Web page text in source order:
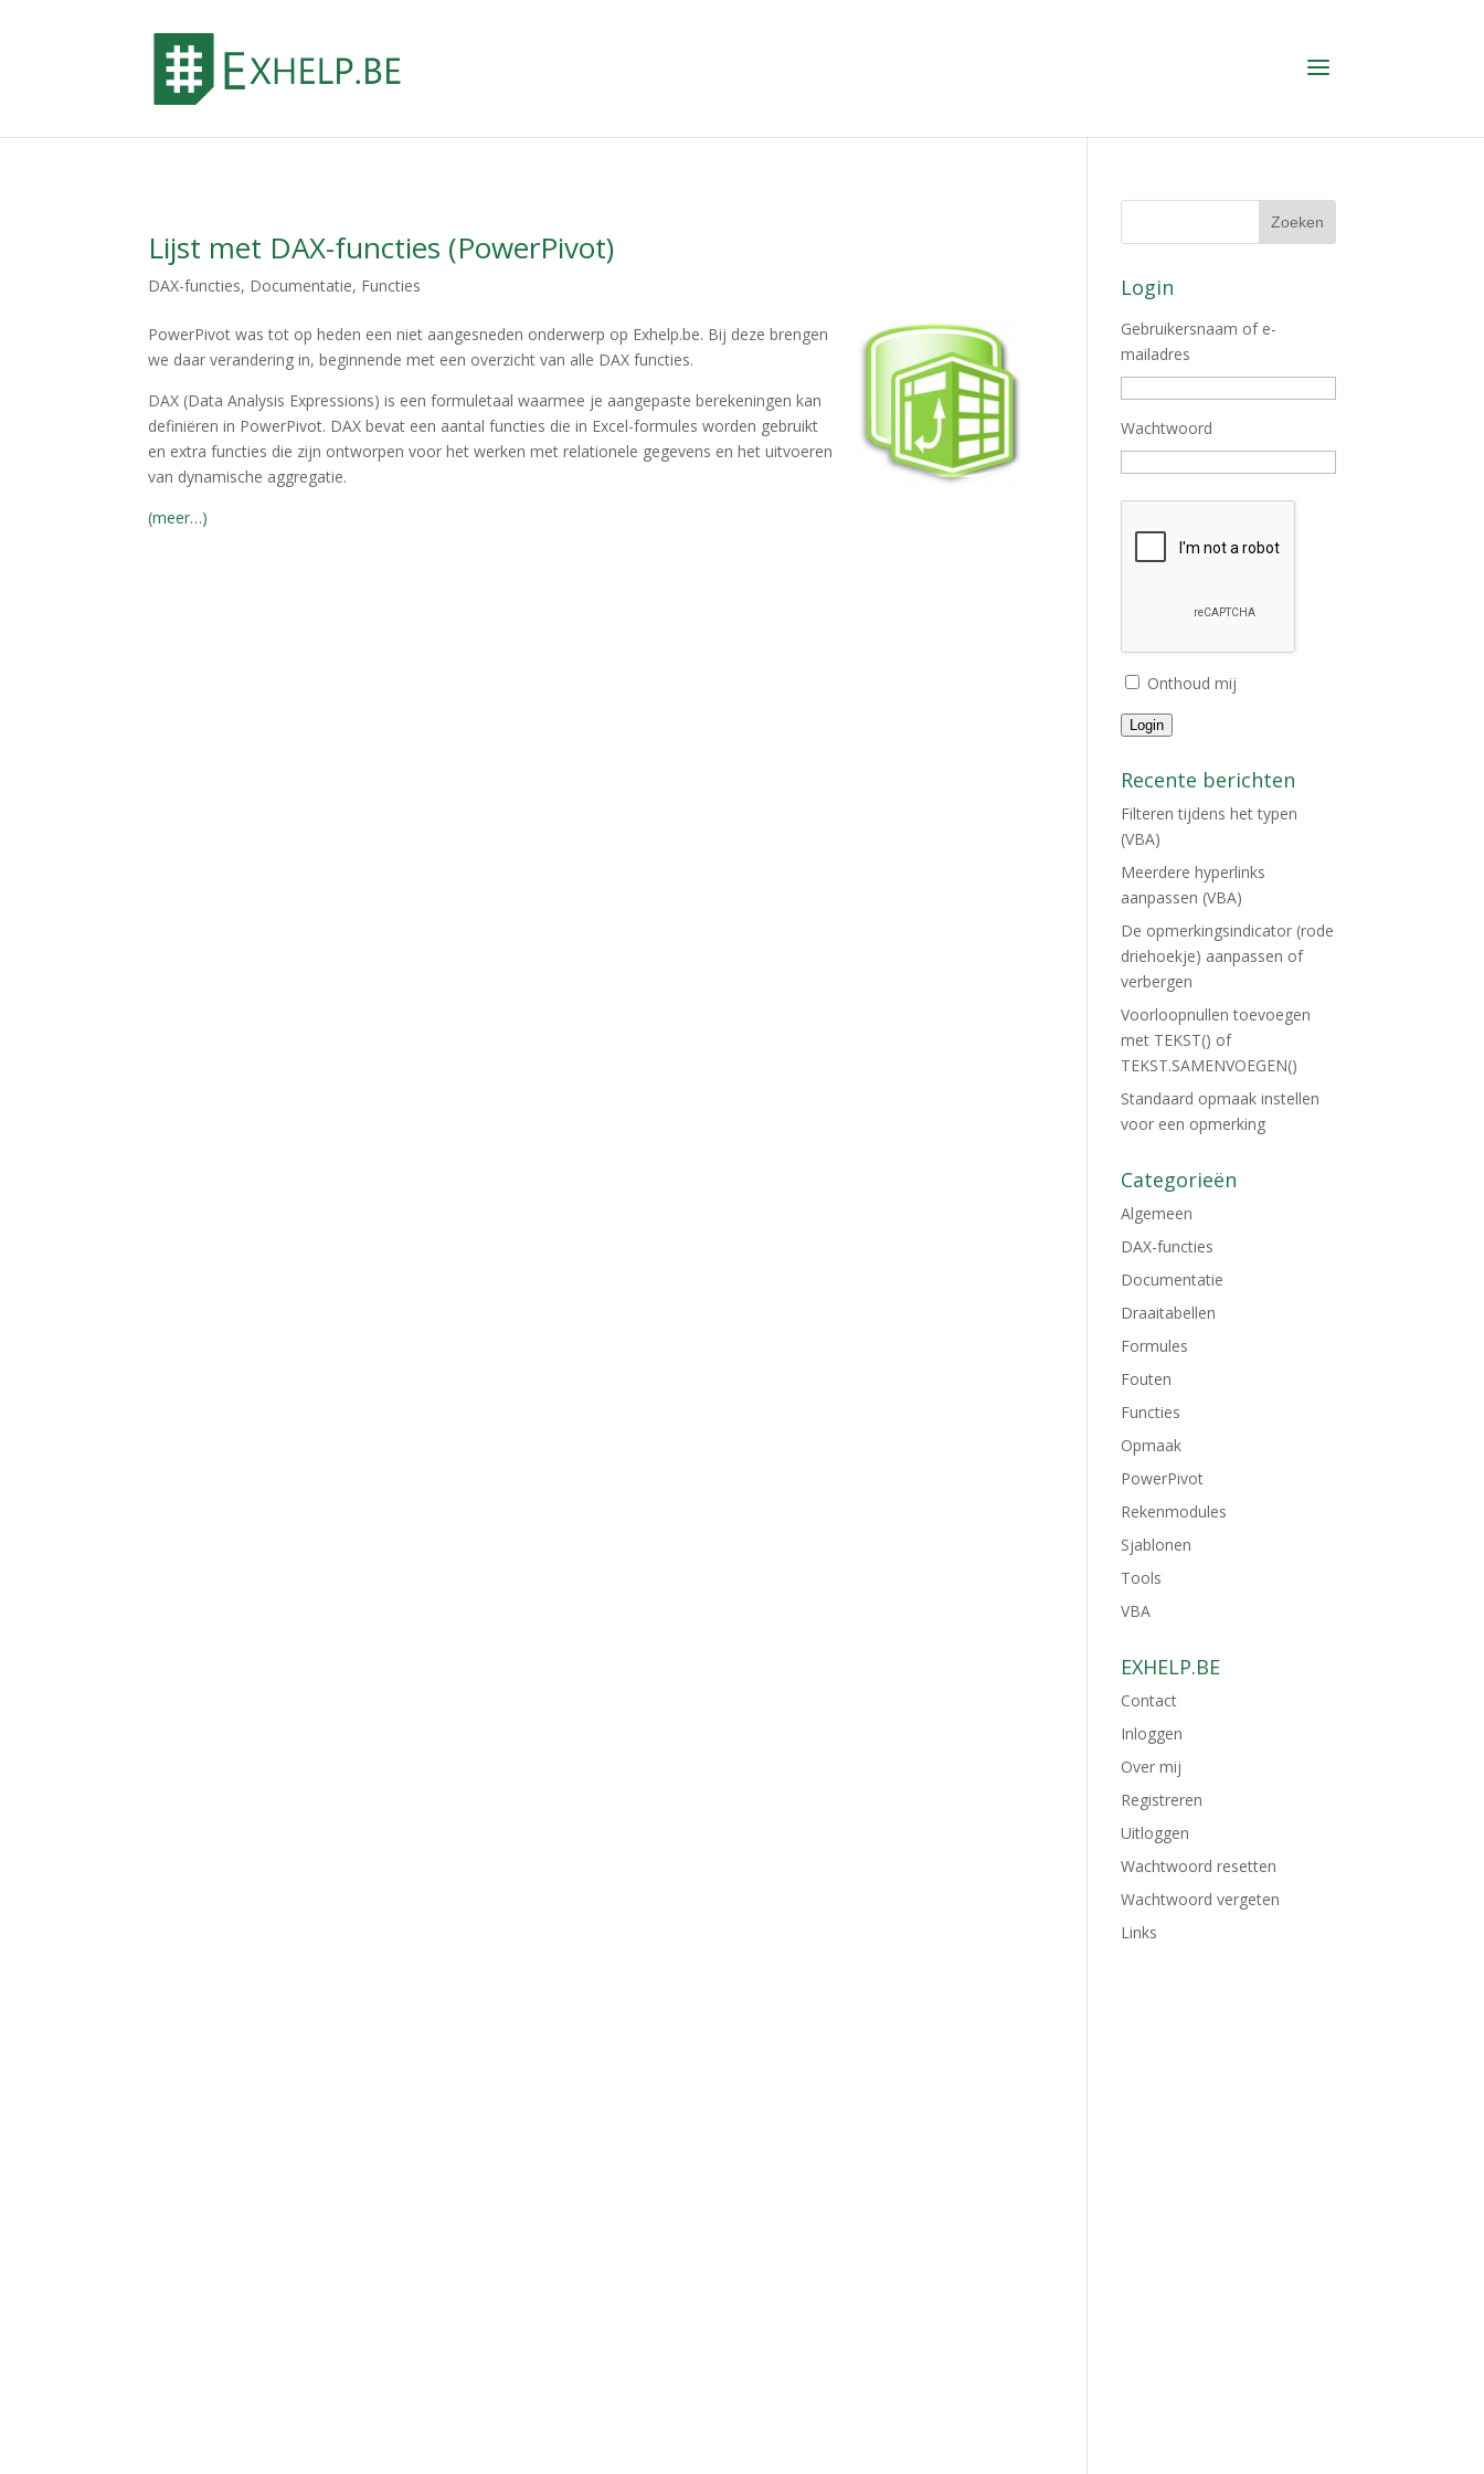
Lijst met DAX-functies (PowerPivot)
DAX-functies, Documentatie, Functies
PowerPivot was tot op heden een niet aangesneden onderwerp op Exhelp.be. Bij deze brengen
we daar verandering in, beginnende met een overzicht van alle DAX functies.
DAX (Data Analysis Expressions) is een formuletaal waarmee je aangepaste berekeningen kan
definiëren in PowerPivot. DAX bevat een aantal functies die in Excel-formules worden gebruikt
en extra functies die zijn ontworpen voor het werken met relationele gegevens en het uitvoeren
van dynamische aggregatie.
(meer…)
Login
Gebruikersnaam of e-
mailadres
Wachtwoord
Onthoud mij
Login
Recente berichten
Filteren tijdens het typen
(VBA)
Meerdere hyperlinks
aanpassen (VBA)
De opmerkingsindicator (rode
driehoekje) aanpassen of
verbergen
Voorloopnullen toevoegen
met TEKST() of
TEKST.SAMENVOEGEN()
Standaard opmaak instellen
voor een opmerking
Categorieën
Algemeen
DAX-functies
Documentatie
Draaitabellen
Formules
Fouten
Functies
Opmaak
PowerPivot
Rekenmodules
Sjablonen
Tools
VBA
EXHELP.BE
Contact
Inloggen
Over mij
Registreren
Uitloggen
Wachtwoord resetten
Wachtwoord vergeten
Links